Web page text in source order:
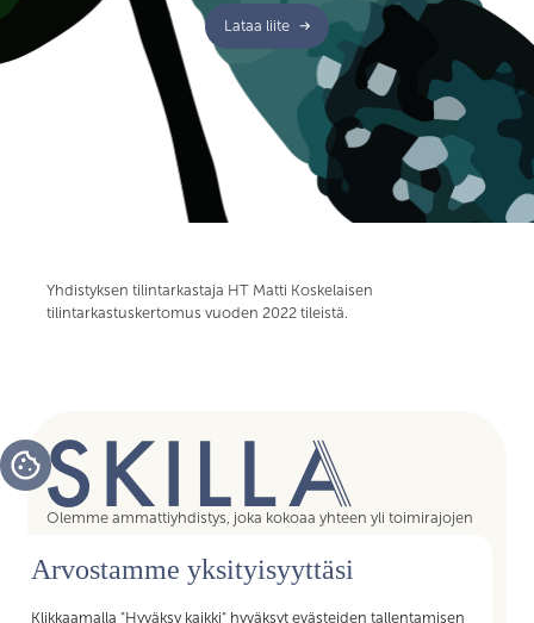
Lataa liite
Yhdistyksen tilintarkastaja HT Matti Koskelaisen
tilintarkastuskertomus vuoden 2022 tileistä.
Arvostamme yksityisyyttäsi
Klikkaamalla "Hyväksy kaikki" hyväksyt evästeiden tallentamisen
Olemme ammattiyhdistys, joka kokoaa yhteen yli toimirajojen
esihenkilöt ja päälliköt – kaikki sujuvan arjen mahdollistajat.
Liittymällä Skillan jäseneksi saat Akavan Erityisalojen liiton
palvelut käyttöösi. Liity Skillaan, liity liittoon!